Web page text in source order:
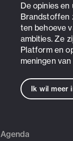
De opinies
Brandstoffen
ten behoeve
ambities. Ze
Platform en
meningen
Ik wil meer
Agenda